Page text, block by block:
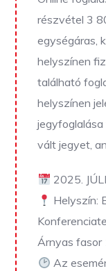
részvétel 3
egységáras,
helyszínen
található
helyszínen
vált jegyet,
2025.
Helyszín:
Árnyas fasor
Az